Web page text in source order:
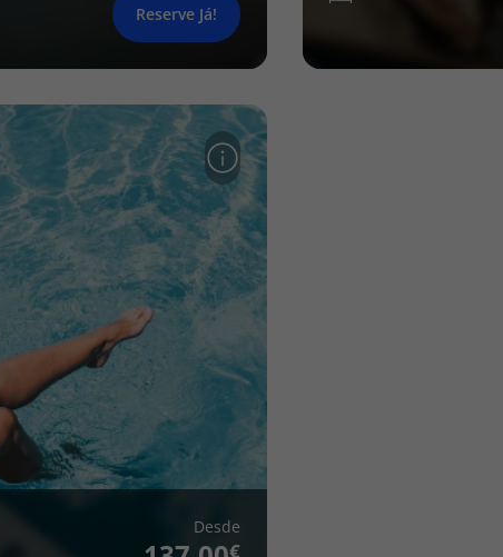
Reserve Já!
Desde